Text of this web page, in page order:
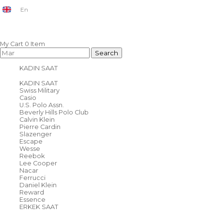
En
My Cart 0 Item
KADIN SAAT
KADIN SAAT
Swiss Military
Casio
U.S. Polo Assn.
Beverly Hills Polo Club
Calvin Klein
Pierre Cardin
Slazenger
Escape
Wesse
Reebok
Lee Cooper
Nacar
Ferrucci
Daniel Klein
Reward
Essence
ERKEK SAAT